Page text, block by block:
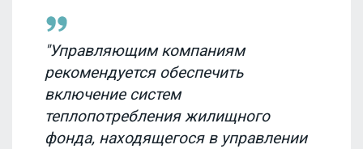
"Управляющим компаниям
рекомендуется обеспечить
включение систем
теплопотребления жилищного
фонда, находящегося в управлении